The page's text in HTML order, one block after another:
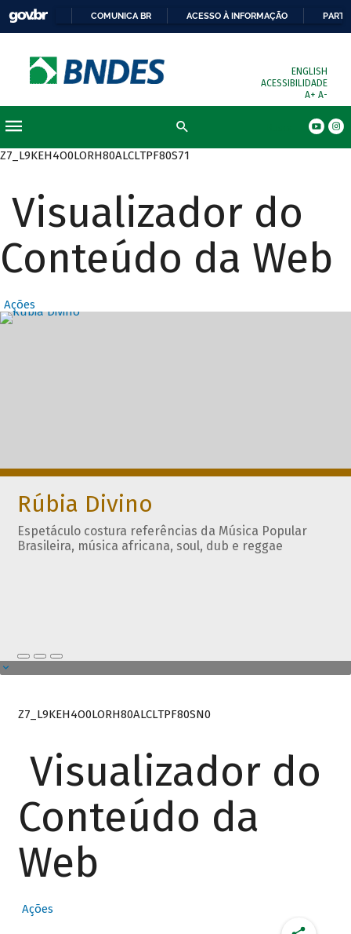
COMUNICA BR ACESSO À INFORMAÇÃO
ENGLISH
ACESSIBILIDADE
A+ A-
Z7_L9KEH4O0LORH80ALCLTPF80S71
Visualizador do
Conteúdo da Web
Ações
Destaques
Rúbia Divino
Espetáculo costura referências da Música Popular
Brasileira, música africana, soul, dub e reggae
Z7_L9KEH4O0LORH80ALCLTPF80SN0
Visualizador do
Conteúdo da
Web
Ações